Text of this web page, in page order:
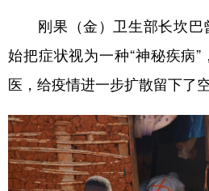
刚果（金）卫生部长坎巴
始把症状视为一种“神秘疾病
医，给疫情进一步扩散留下了空